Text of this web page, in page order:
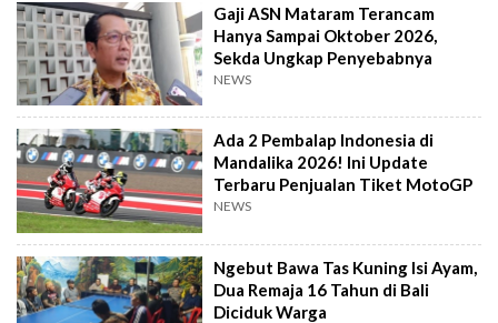
Gaji ASN Mataram Terancam
Hanya Sampai Oktober 2026,
Sekda Ungkap Penyebabnya
NEWS
Ada 2 Pembalap Indonesia di
Mandalika 2026! Ini Update
Terbaru Penjualan Tiket MotoGP
NEWS
Ngebut Bawa Tas Kuning Isi Ayam,
Dua Remaja 16 Tahun di Bali
Diciduk Warga